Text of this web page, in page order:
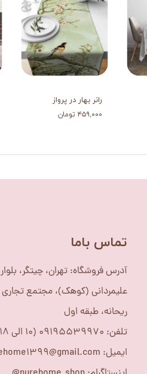
رانر بهار در پرواز
۴۵۹,۰۰۰ تومان
​تماس باما
آدرس فروشگاه: تهران، چیتگر، بلوار
علیمردانی (کوهک)، مجتمع تجاری
ریحانه، طبقه اول
تلفن: 09195539970 (10 الی 18 )
ایمیل: purehome1399@gmail.com